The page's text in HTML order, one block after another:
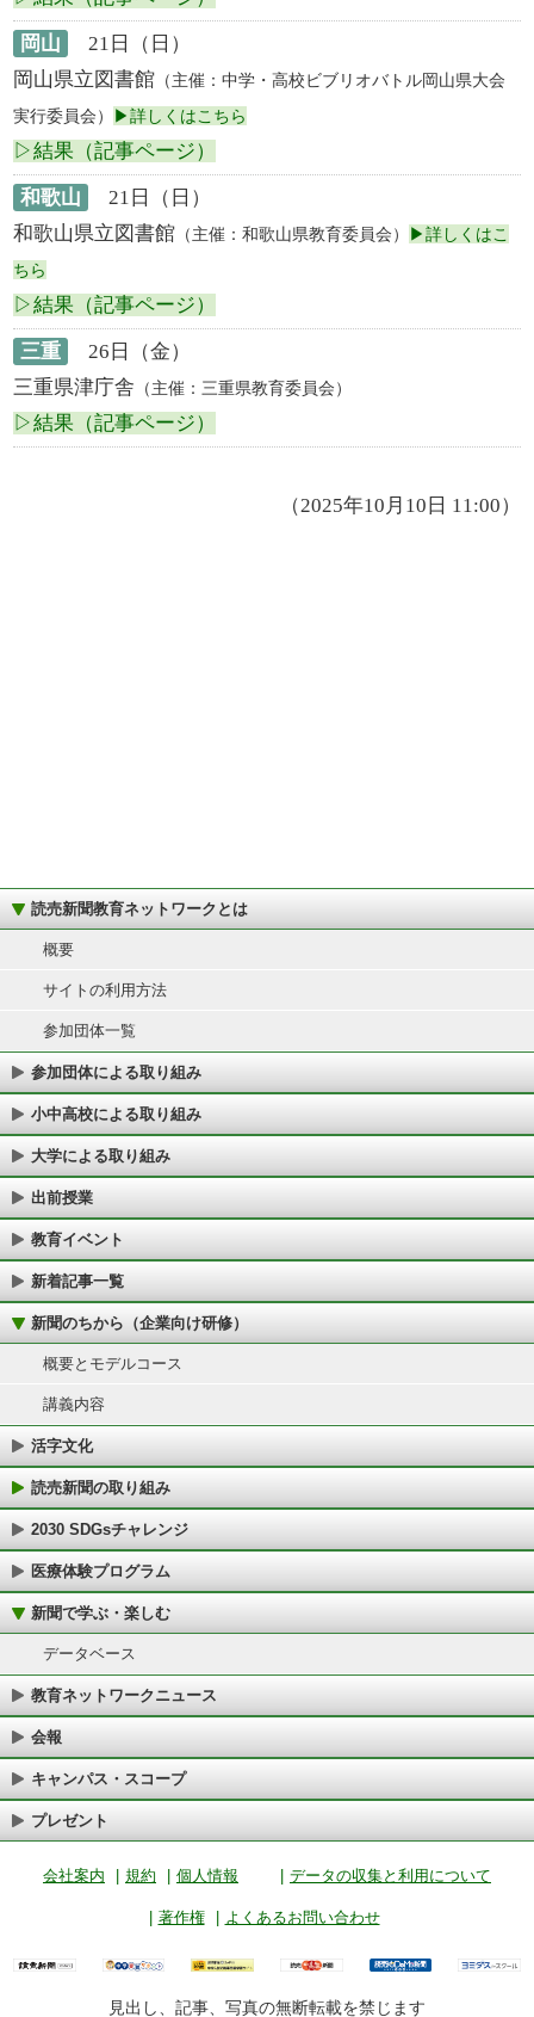
岡山
21日（日）
岡山県立図書館 （主催：中学・高校ビブリオバトル岡山県大会
実行委員会）
▶詳しくはこちら
▷結果（記事ページ）
和歌山
21日（日）
和歌山県立図書館 （主催：和歌山県教育委員会）
▶詳しくはこ
ちら
▷結果（記事ページ）
三重
26日（金）
三重県津庁舎 （主催：三重県教育委員会）
▷結果（記事ページ）
（2025年10月10日 11:00）
読売新聞教育ネットワークとは
概要
サイトの利用方法
参加団体一覧
参加団体による取り組み
小中高校による取り組み
大学による取り組み
出前授業
教育イベント
新着記事一覧
新聞のちから（企業向け研修）
概要とモデルコース
講義内容
活字文化
読売新聞の取り組み
2030 SDGsチャレンジ
医療体験プログラム
新聞で学ぶ・楽しむ
データベース
教育ネットワークニュース
会報
キャンパス・スコープ
プレゼント
会社案内 規約 個人情報 データの収集と利用について
著作権 よくあるお問い合わせ
見出し、記事、写真の無断転載を禁じます